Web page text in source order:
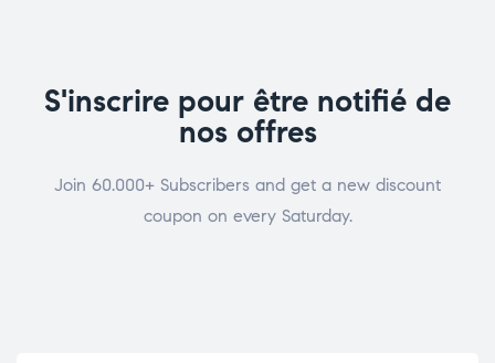
S'inscrire pour être notifié de
nos offres
Join 60.000+ Subscribers and get a new discount
coupon on every Saturday.